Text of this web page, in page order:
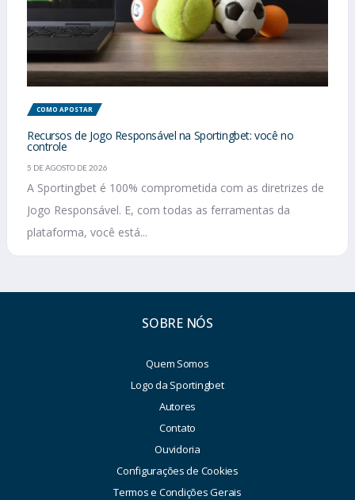
COMO APOSTAR
Recursos de Jogo Responsável na Sportingbet: você no
controle
5 DE AGOSTO DE 2026
A Sportingbet é 100% comprometida com as diretrizes de
Jogo Responsável. E, com todas as ferramentas da
plataforma, você está...
SOBRE NÓS
Quem Somos
Logo da Sportingbet
Autores
Contato
Ouvidoria
Configurações de Cookies
Termos e Condições Gerais